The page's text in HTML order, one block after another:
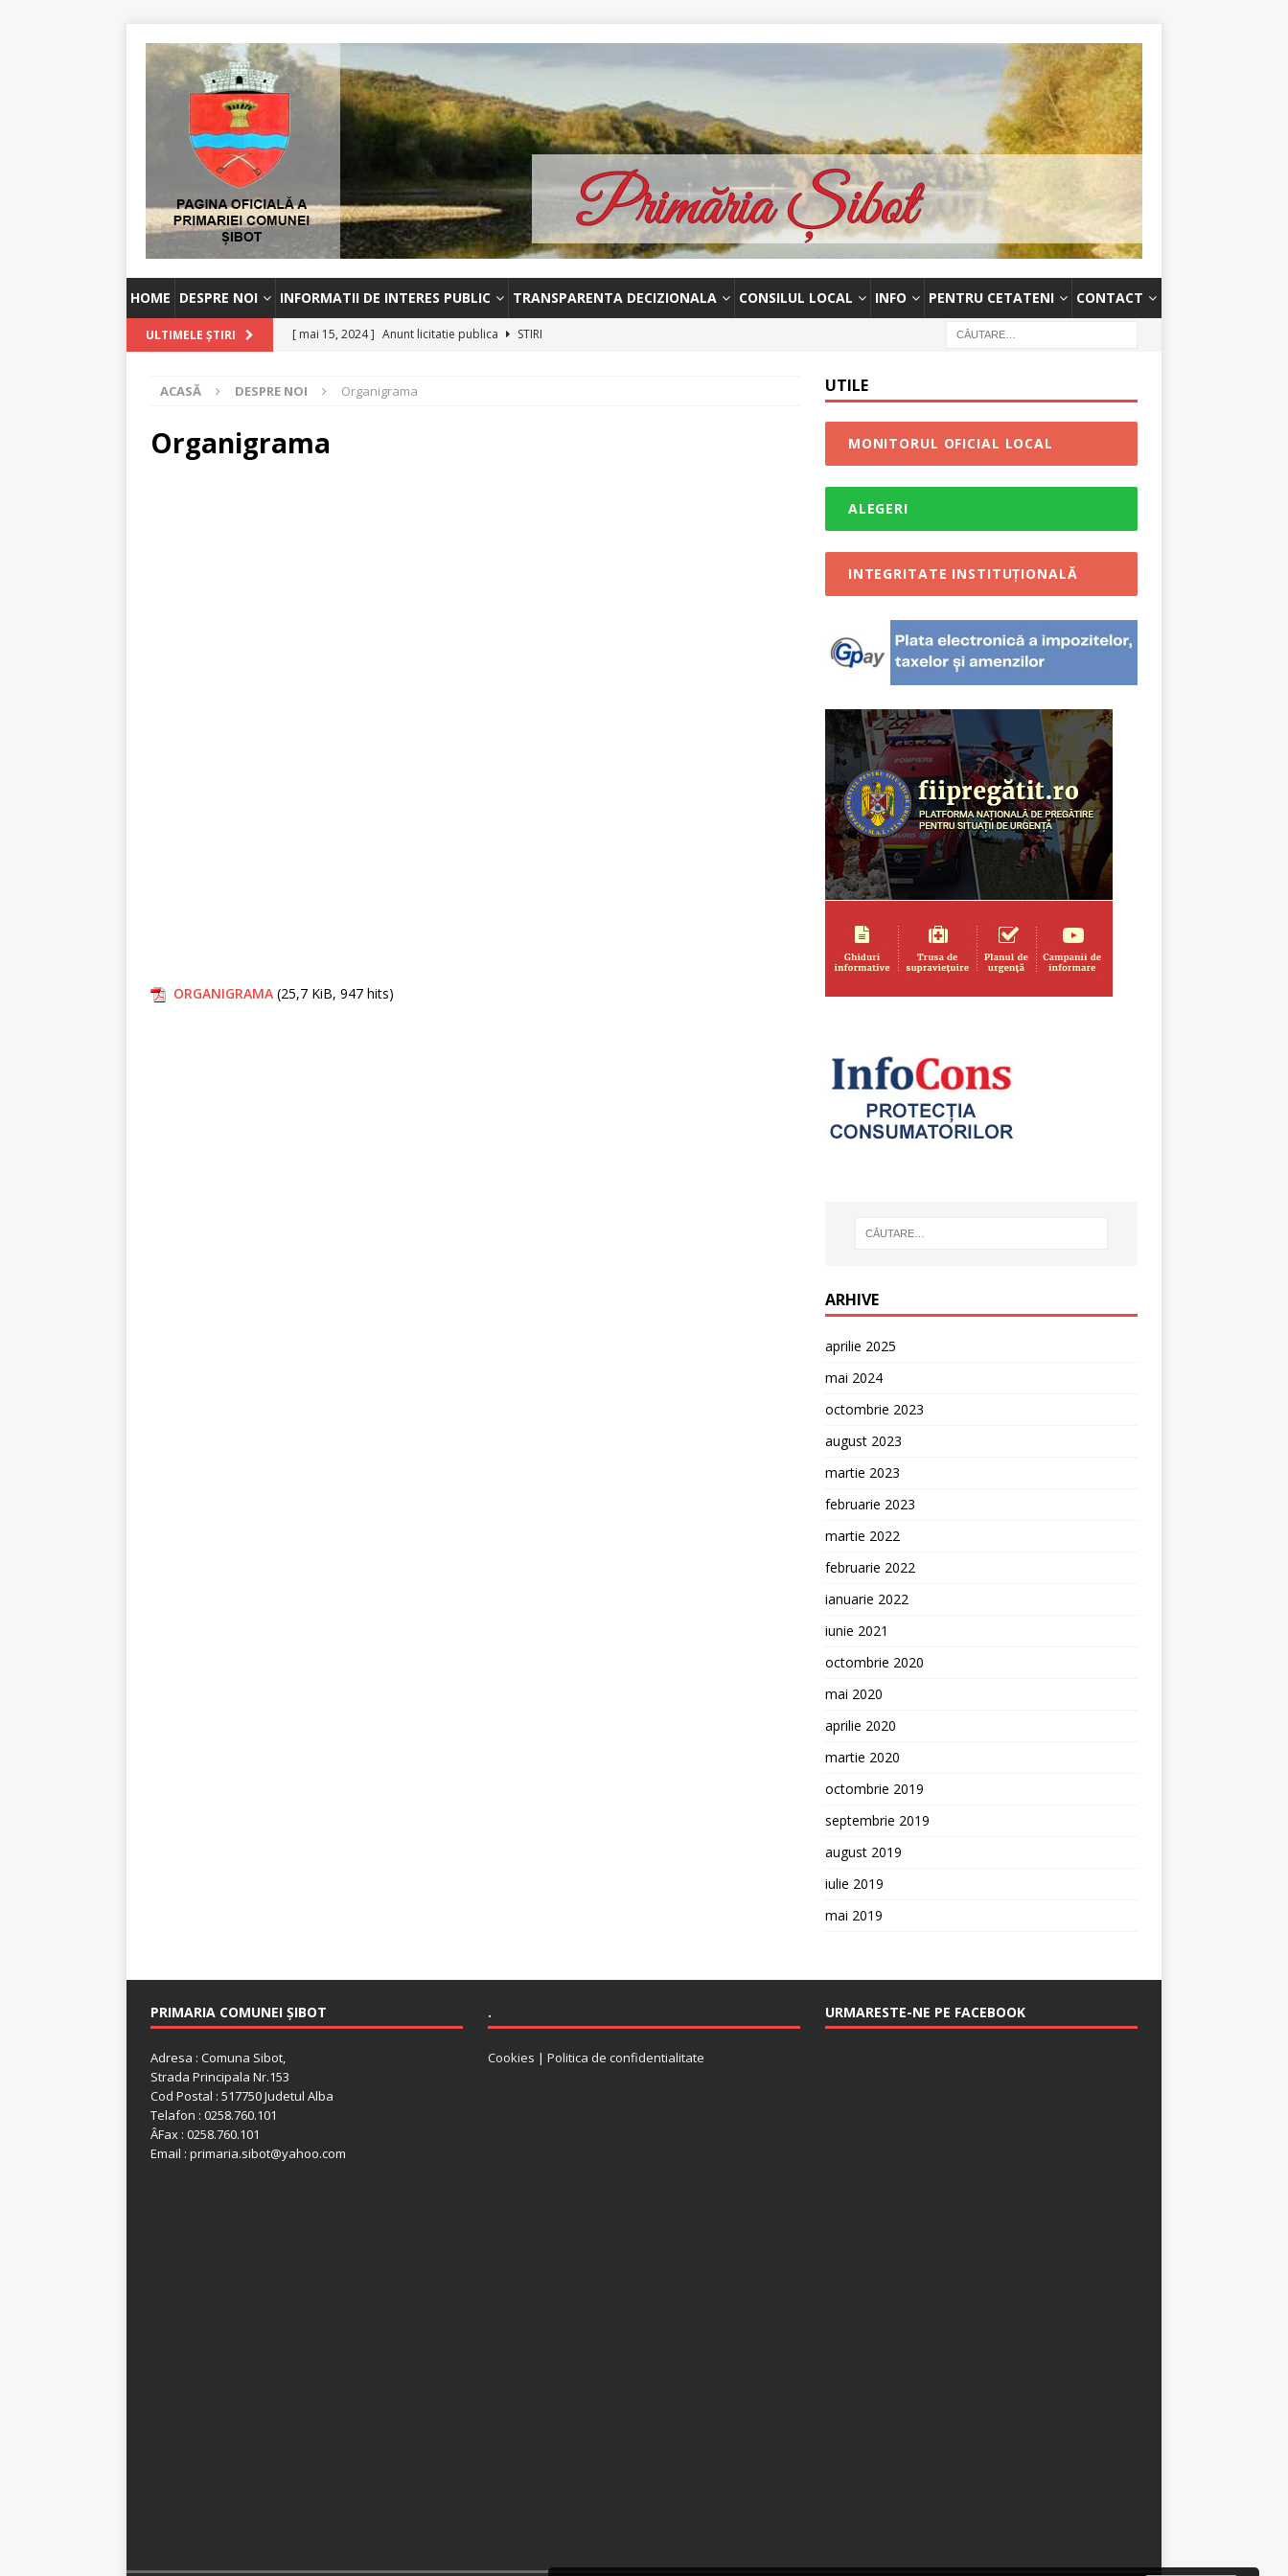
HOME DESPRE NOI INFORMATII DE INTERES PUBLIC TRANSPARENTA DECIZIONALA CONSILUL LOCAL INFO PENTRU CETATENI CONTACT
ULTIMELE ȘTIRI [ mai 15, 2024 ] Anunt licitatie publica
STIRI
[ august 30, 2023 ] Anunț – Licitație publica-18.09.2023
ACASĂ DESPRE NOI Organigrama
Organigrama
ORGANIGRAMA (25,7 KiB, 947 hits)
UTILE
MONITORUL OFICIAL LOCAL
ALEGERI
INTEGRITATE INSTITUȚIONALĂ
ARHIVE
aprilie 2025
mai 2024
octombrie 2023
august 2023
martie 2023
februarie 2023
martie 2022
februarie 2022
ianuarie 2022
iunie 2021
octombrie 2020
mai 2020
aprilie 2020
martie 2020
octombrie 2019
septembrie 2019
august 2019
iulie 2019
mai 2019
PRIMARIA COMUNEI ȘIBOT
Adresa : Comuna Sibot,
Strada Principala Nr.153
Cod Postal : 517750 Judetul Alba
Telafon : 0258.760.101
ÂFax : 0258.760.101
Email : primaria.sibot@yahoo.com
.
Cookies | Politica de confidentialitate
URMARESTE-NE PE FACEBOOK